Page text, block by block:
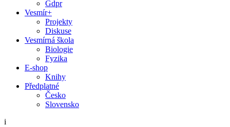
Gdpr
Vesmír+
Projekty
Diskuse
Vesmírná škola
Biologie
Fyzika
E-shop
Knihy
Předplatné
Česko
Slovensko
i